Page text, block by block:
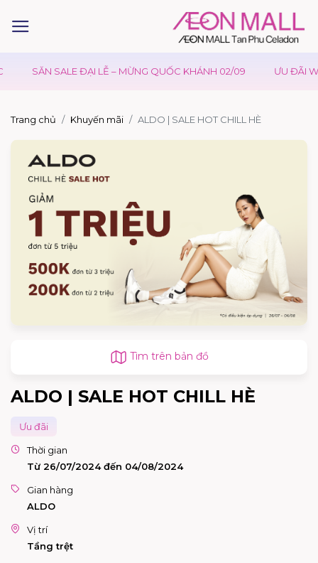
SĂN SALE ĐẠI LỄ – MỪNG QUỐC KHÁNH 02/09 ƯU ĐÃI
Trang chủ Khuyến mãi ALDO | SALE HOT CHILL HÈ
Tìm trên bản đồ
ALDO | SALE HOT CHILL HÈ
Ưu đãi
Thời gian
Từ 26/07/2024 đến 04/08/2024
Gian hàng
ALDO
Vị trí
Tầng trệt